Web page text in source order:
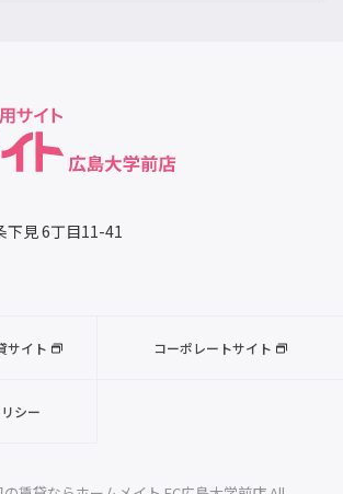
下見 6丁目11-41
サイト コーポレートサイト
シー